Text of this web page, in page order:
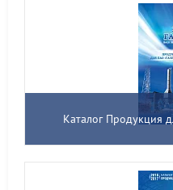
Каталог Продукция